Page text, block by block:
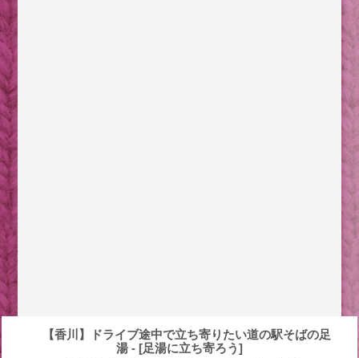
【香川】ドライブ途中で立ち寄りたい道の駅そばの足
湯 - [足湯に立ち寄ろう]